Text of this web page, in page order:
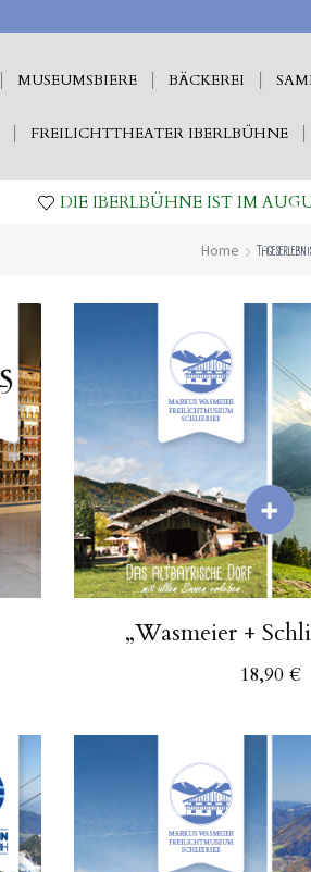
MUSEUMSBIERE BÄCKEREI
FREILICHTTHEATER IBERLBÜHNE
DIE IBERLBÜHNE IST IM
Home
„Wasmeier +
18,90 €